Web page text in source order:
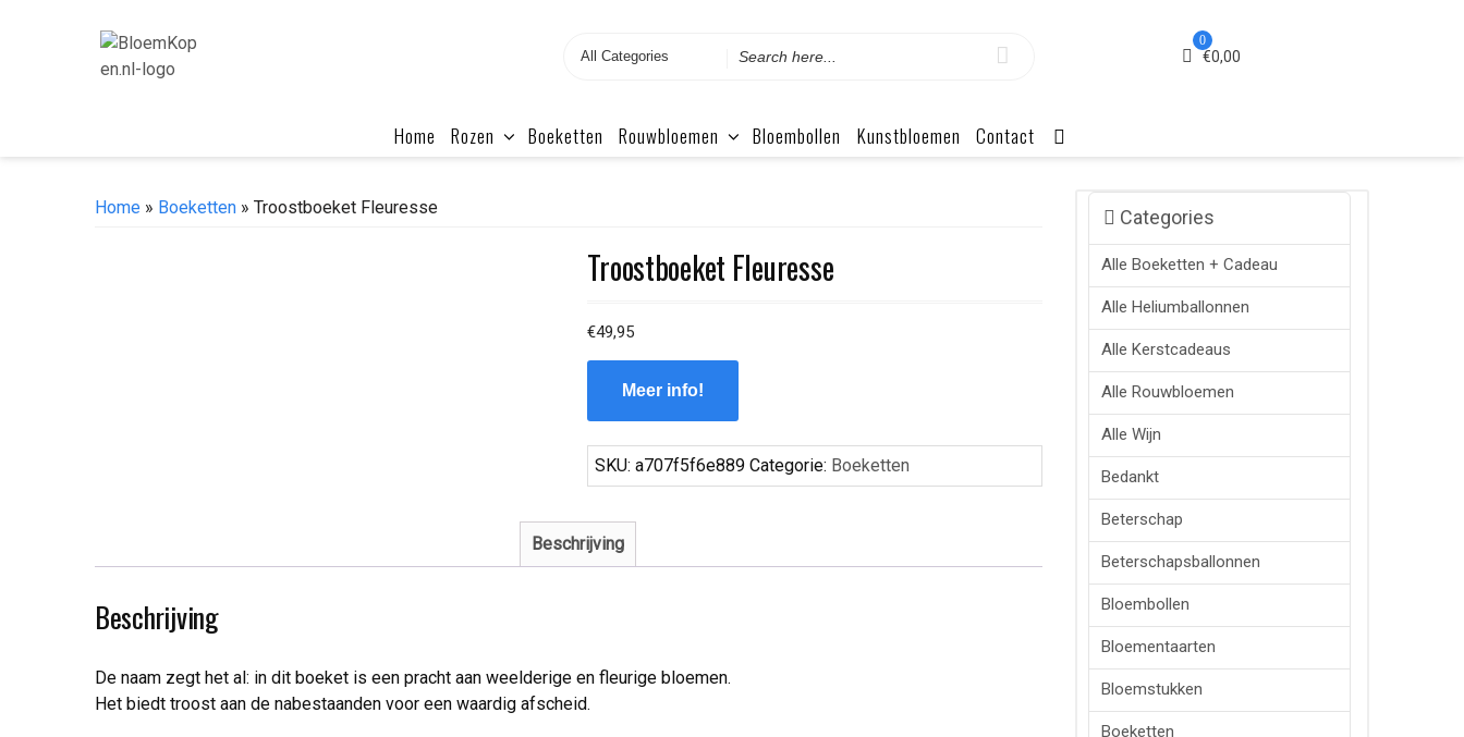
Search
0
€0,00
Home Rozen Boeketten Rouwbloemen Bloembollen Kunstbloemen Contact
Home » Boeketten » Troostboeket Fleuresse
Troostboeket Fleuresse
€49,95
Meer info!
SKU:a707f5f6e889 Categorie: Boeketten
Beschrijving
Beschrijving
De naam zegt het al: in dit boeket is een pracht aan weelderige en fleurige bloemen.
Het biedt troost aan de nabestaanden voor een waardig afscheid.
Categories
Alle Boeketten + Cadeau
Alle Heliumballonnen
Alle Kerstcadeaus
Alle Rouwbloemen
Alle Wijn
Bedankt
Beterschap
Beterschapsballonnen
Bloembollen
Bloementaarten
Bloemstukken
Boeketten